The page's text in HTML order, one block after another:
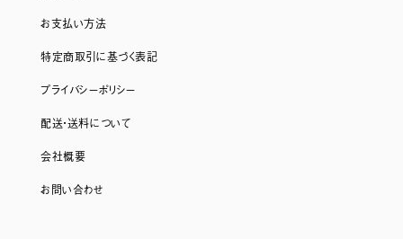
お支払い方法
特定商取引に基づく表記
プライバシーポリシー
配送・送料について
会社概要
お問い合わせ